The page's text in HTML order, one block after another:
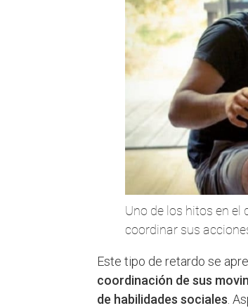
Uno de los hitos en el
coordinar sus
Este tipo de retardo se
coordinación de sus
de habilidades sociales.